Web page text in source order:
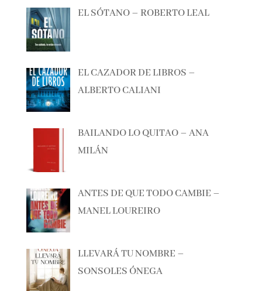
EL SÓTANO – ROBERTO LEAL
EL CAZADOR DE LIBROS –
ALBERTO CALIANI
BAILANDO LO QUITAO – ANA
MILÁN
ANTES DE QUE TODO CAMBIE –
MANEL LOUREIRO
LLEVARÁ TU NOMBRE –
SONSOLES ÓNEGA